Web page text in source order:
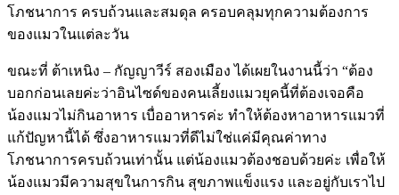
โภชนาการ ครบถ้วนและสมดุล ครอบคลุมทุกความต้องการ
ของแมวในแต่ละวัน
ขณะที่ ต้าเหนิง – กัญญาวีร์ สองเมือง ได้เผยในงานนี้ว่า “ต้อง
บอกก่อนเลยค่ะว่าอินไซด์ของคนเลี้ยงแมวยุคนี้ที่ต้องเจอคือ
น้องแมวไม่กินอาหาร เบื่ออาหารค่ะ ทำให้ต้องหาอาหารแมวที่
แก้ปัญหานี้ได้ ซึ่งอาหารแมวที่ดีไม่ใช่แค่มีคุณค่าทาง
โภชนาการครบถ้วนเท่านั้น แต่น้องแมวต้องชอบด้วยค่ะ เพื่อให้
น้องแมวมีความสุขในการกิน สุขภาพแข็งแรง และอยู่กับเราไป